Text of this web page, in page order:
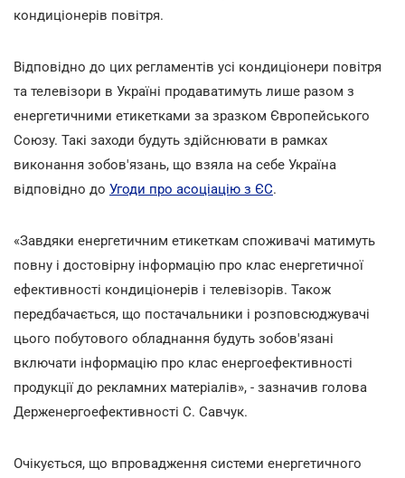
кондиціонерів повітря.
Відповідно до цих регламентів усі кондиціонери повітря
та телевізори в Україні продаватимуть лише разом з
енергетичними етикетками за зразком Європейського
Союзу. Такі заходи будуть здійснювати в рамках
виконання зобов'язань, що взяла на себе Україна
відповідно до Угоди про асоціацію з ЄС.
«Завдяки енергетичним етикеткам споживачі матимуть
повну і достовірну інформацію про клас енергетичної
ефективності кондиціонерів і телевізорів. Також
передбачається, що постачальники і розповсюджувачі
цього побутового обладнання будуть зобов'язані
включати інформацію про клас енергоефективності
продукції до рекламних матеріалів», - зазначив голова
Держенергоефективності С. Савчук.
Очікується, що впровадження системи енергетичного